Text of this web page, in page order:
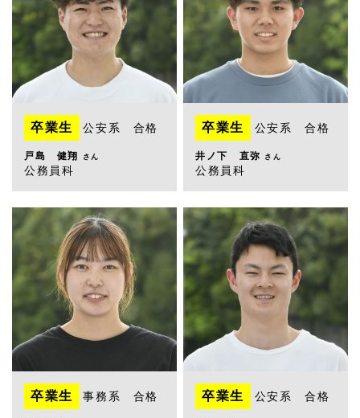
卒業生 公安系 合格
戸島 健翔 さん
公務員科
卒業生 公安系 合格
井ノ下 直弥 さん
公務員科
卒業生 事務系 合格 卒業生 公安系 合格